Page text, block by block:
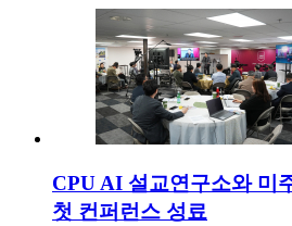
CPU AI 설교연구소와 미
첫 컨퍼런스 성료